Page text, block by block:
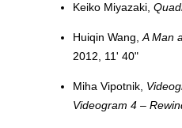
Keiko Miyazaki,
Huiqin Wang,A Man
2012, 11' 40"
Miha Vipotnik,
Videogram 4 –